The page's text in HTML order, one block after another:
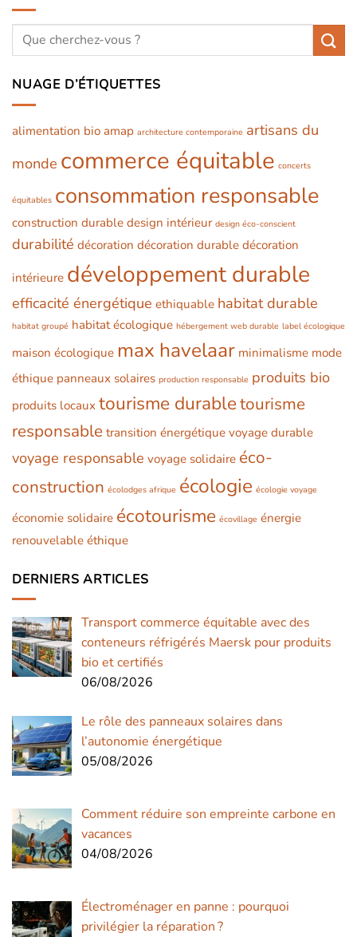
NUAGE D’ÉTIQUETTES
alimentation bio amap architecture contemporaine artisans du
monde commerce équitable concerts
équitables consommation responsable
construction durable design intérieur design éco-conscient
durabilité décoration décoration durable décoration
intérieure développement durable
efficacité énergétique ethiquable habitat durable
habitat groupé habitat écologique hébergement web durable label écologique
maison écologique max havelaar minimalisme mode
éthique panneaux solaires production responsable produits bio
produits locaux tourisme durabletourisme
responsable transition énergétique voyage durable
voyage responsable voyage solidaire éco-
construction écolodges afrique écologie écologie voyage
économie solidaire écotourisme écovillage énergie
renouvelable éthique
DERNIERS ARTICLES
Transport commerce équitable avec des
conteneurs réfrigérés Maersk pour produits
bio et certifiés
06/08/2026
Le rôle des panneaux solaires dans
l’autonomie énergétique
05/08/2026
Comment réduire son empreinte carbone en
vacances
04/08/2026
Électroménager en panne : pourquoi
privilégier la réparation ?